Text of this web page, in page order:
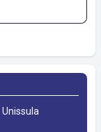
Unissula